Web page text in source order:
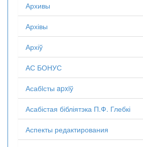
Архивы
Архівы
Архіў
АС БОНУС
Асабiсты apxiў
Асабістая бібліятэка П.Ф. Глебкі
Аспекты редактирования